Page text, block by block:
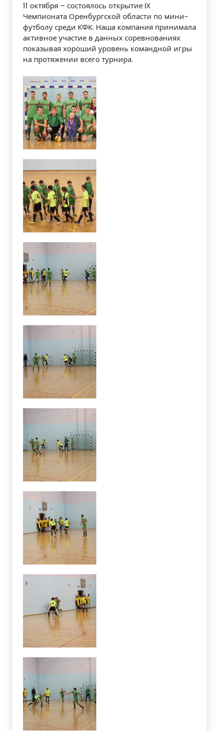
11 октября – состоялось открытие IХ
Чемпионата Оренбургской области по мини-
футболу среди КФК. Наша компания принимала
активное участие в данных соревнованиях
показывая хороший уровень командной игры
на протяжении всего турнира.